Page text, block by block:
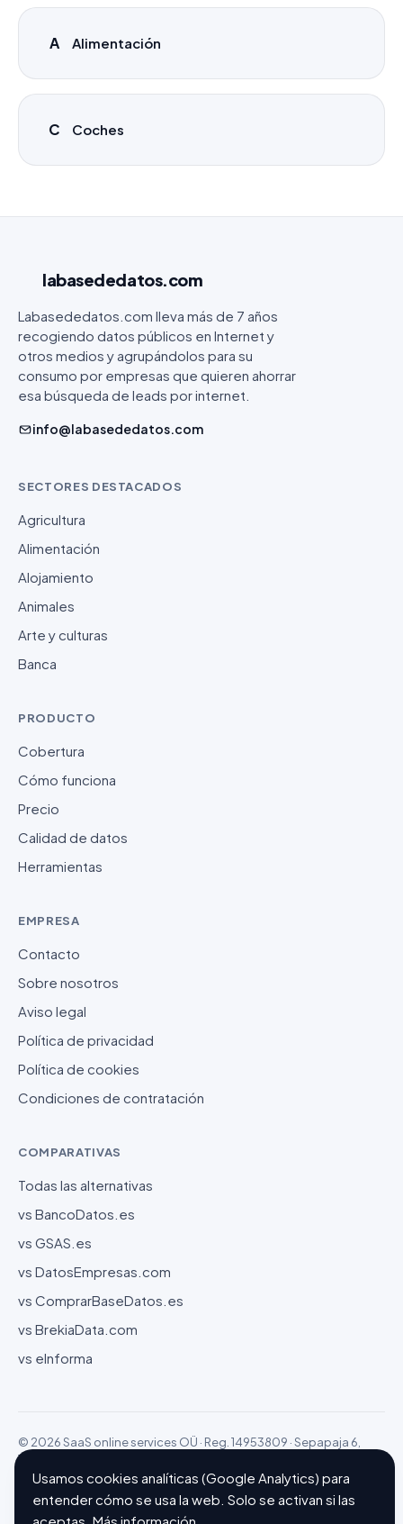
A Alimentación
C Coches
labasededatos.com
Labasededatos.com lleva más de 7 años
recogiendo datos públicos en Internet y
otros medios y agrupándolos para su
consumo por empresas que quieren ahorrar
esa búsqueda de leads por internet.
info@labasededatos.com
SECTORES DESTACADOS
Agricultura
Alimentación
Alojamiento
Animales
Arte y culturas
Banca
PRODUCTO
Cobertura
Cómo funciona
Precio
Calidad de datos
Herramientas
EMPRESA
Contacto
Sobre nosotros
Aviso legal
Política de privacidad
Política de cookies
Condiciones de contratación
COMPARATIVAS
Todas las alternativas
vs BancoDatos.es
vs GSAS.es
vs DatosEmpresas.com
vs ComprarBaseDatos.es
vs BrekiaData.com
vs eInforma
© 2026 SaaS online services OÜ · Reg. 14953809 · Sepapaja 6,
15551 Tallinn (Estonia)
Configurar cookiesHecho con ❤ en Barcelona
Usamos cookies analíticas (Google Analytics) para
entender cómo se usa la web. Solo se activan si las